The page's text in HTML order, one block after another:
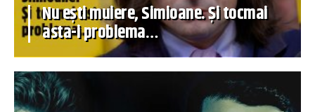
Nu ești muiere, Simioane. Și tocmai
asta-i problema…